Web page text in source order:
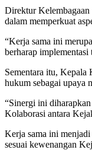
Direktur Kelembagaan
dalam memperkuat
“Kerja sama ini
berharap
Sementara itu, Kepala
hukum sebagai upaya
“Sinergi ini diharapkan
Kolaborasi antara
Kerja sama ini
sesuai kewenangan